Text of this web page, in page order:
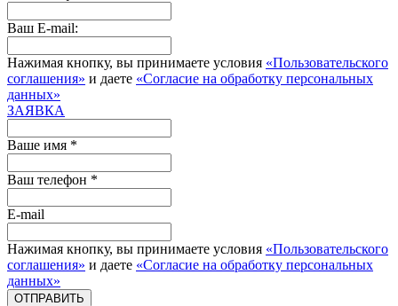
Ваш E-mail:
Нажимая кнопку, вы принимаете условия «Пользовательского
соглашения» и даете «Согласие на обработку персональных
данных»
ЗАЯВКА
Ваше имя *
Ваш телефон *
E-mail
Нажимая кнопку, вы принимаете условия «Пользовательского
соглашения» и даете «Согласие на обработку персональных
данных»
ОТПРАВИТЬ